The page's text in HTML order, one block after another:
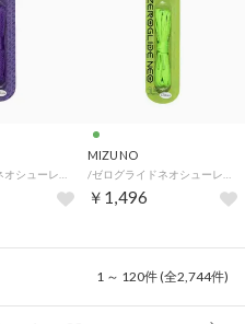
MIZUNO
￥1,496
1 ～ 120件 (全2,744件)